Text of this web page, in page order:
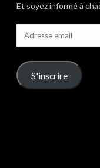
Et soyez informé à
Adresse
email
S'inscrire